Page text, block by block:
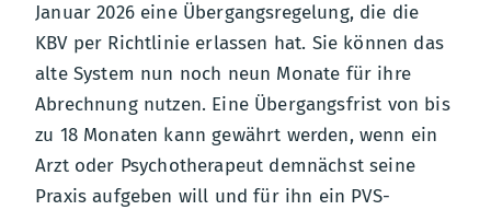
Januar 2026 eine Übergangsregelung, die die
KBV per Richtlinie erlassen hat. Sie können das
alte System nun noch neun Monate für ihre
Abrechnung nutzen. Eine Übergangsfrist von bis
zu 18 Monaten kann gewährt werden, wenn ein
Arzt oder Psychotherapeut demnächst seine
Praxis aufgeben will und für ihn ein PVS-